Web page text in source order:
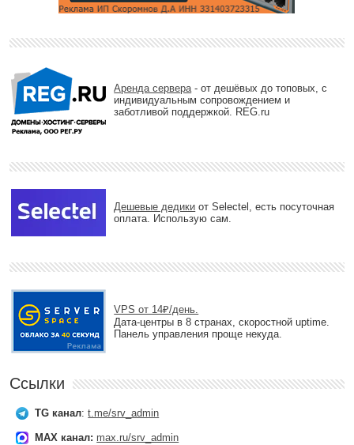
Аренда сервера- от дешёвых до топовых, с
индивидуальным сопровождением и
заботливой поддержкой. REG.ru
Дешевые дедики от Selectel, есть посуточная
оплата. Использую сам.
VPS от 14₽/день.
Дата-центры в 8 странах, скоростной uptime.
Панель управления проще некуда.
Ссылки
TG канал:t.me/srv_admin
MAX канал: max.ru/srv_admin